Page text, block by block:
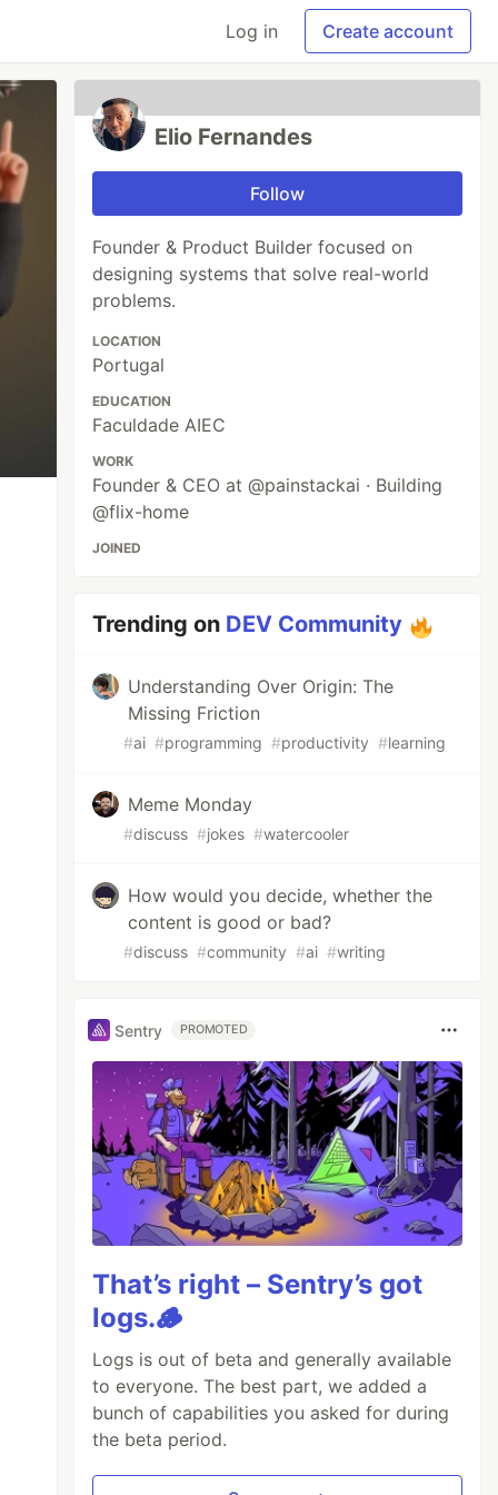
Log in Create account
Elio Fernandes
Follow
Founder & Product Builder focused on
designing systems that solve real-world
problems.
LOCATION
Portugal
EDUCATION
Faculdade AIEC
WORK
Founder & CEO at @painstackai · Building
@flix-home
JOINED
Trending on DEV Community
Understanding Over Origin: The
Missing Friction
#ai #programming #productivity #learning
Meme Monday
#discuss #jokes #watercooler
How would you decide, whether the
content is good or bad?
#discuss #community #ai #writing
Sentry PROMOTED
That’s right – Sentry’s got
logs.🪵
Logs is out of beta and generally available
to everyone. The best part, we added a
bunch of capabilities you asked for during
the beta period.